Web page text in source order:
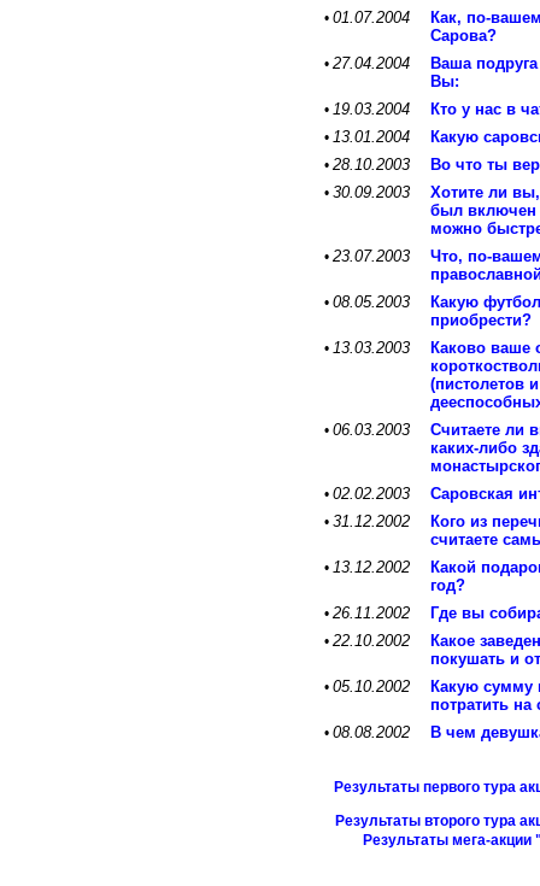
• 01.07.2004
Как, по-
Сарова?
• 27.04.2004
Ваша
Вы:
• 19.03.2004 Кто у нас в
• 13.01.2004 Какую
• 28.10.2003 Во что ты
• 30.09.2003
Хотите ли
был включен
можно
• 23.07.2003
Что, по-
• 08.05.2003
Какую
приобрести?
• 13.03.2003
Каково ваше
(пистолетов
• 06.03.2003
Считаете ли
каких-либо
• 02.02.2003 Саровская
• 31.12.2002
Кого из
считаете
• 13.12.2002
Какой
год?
• 26.11.2002 Где вы
• 22.10.2002
Какое
покушать и
• 05.10.2002
Какую сумму
потратить
• 08.08.2002 В чем
Результаты первого тура
Результаты второго тура
Результаты мега-акции